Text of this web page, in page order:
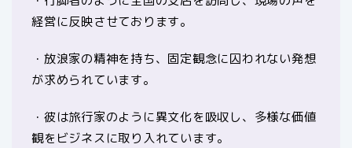
経営に反映させております。
・放浪家の精神を持ち、固定観念に囚われない発想
が求められています。
・彼は旅行家のように異文化を吸収し、多様な価値
観をビジネスに取り入れています。